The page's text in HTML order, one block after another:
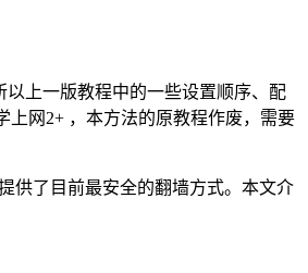
上一版教程中的一些设置顺序、配
上网2+ ，本方法的原教程作废，需要
供了目前最安全的翻墙方式。本文介